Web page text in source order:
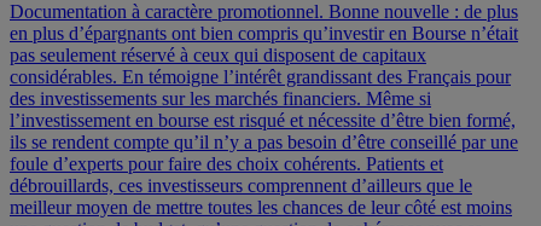
Documentation à caractère promotionnel. Bonne nouvelle : de plus
en plus d’épargnants ont bien compris qu’investir en Bourse n’était
pas seulement réservé à ceux qui disposent de capitaux
considérables. En témoigne l’intérêt grandissant des Français pour
des investissements sur les marchés financiers. Même si
l’investissement en bourse est risqué et nécessite d’être bien formé,
ils se rendent compte qu’il n’y a pas besoin d’être conseillé par une
foule d’experts pour faire des choix cohérents. Patients et
débrouillards, ces investisseurs comprennent d’ailleurs que le
meilleur moyen de mettre toutes les chances de leur côté est moins